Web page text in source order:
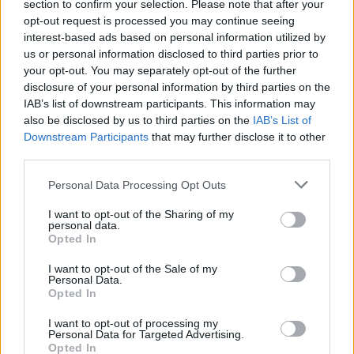
section to confirm your selection. Please note that after your
opt-out request is processed you may continue seeing
interest-based ads based on personal information utilized by
us or personal information disclosed to third parties prior to
your opt-out. You may separately opt-out of the further
disclosure of your personal information by third parties on the
IAB’s list of downstream participants. This information may
also be disclosed by us to third parties on the IAB’s List of
Downstream Participants that may further disclose it to other
Personal Data Processing Opt Outs
I want to opt-out of the Sharing of my
personal data.
Opted In
I want to opt-out of the Sale of my
Personal Data.
Opted In
I want to opt-out of processing my
Personal Data for Targeted Advertising.
Opted In
Känguru-Steaks mit
Zwetschkensauce
Mittel
1 »
Australische Rezepte können als eine Mischung aus der
werden. Lange Zeit hatte die australische Küche keinen besonders
guten Ruf, doch in den letzten Jahrzehnten haben sich die
Gerichte, die ursprünglich aus der englischen Küche stammten,
stetig weiterentwickelt. Geprägt von vielen verschiedenen
kulturellen Einflüssen gilt die Küche Australiens heute als sehr
kreativ und modern. Dennoch können viele
Mittagsmahlzeit ist beispielsweise der sogenannte Meat Pie, eine
mit Faschiertem gefüllte Blätterteigtasche. Darüber hinaus gibt es